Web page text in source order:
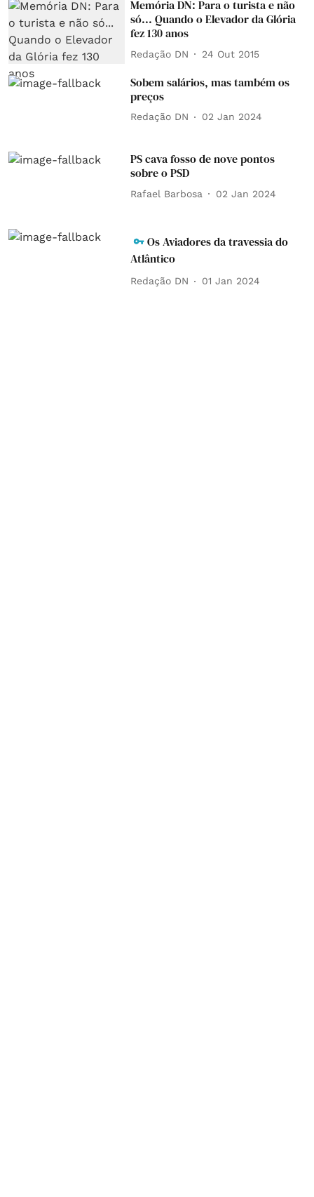
Memória DN: Para o turista e não
só... Quando o Elevador da Glória
fez 130 anos
Redação DN 24 Out 2015
Sobem salários, mas também os
preços
Redação DN 02 Jan 2024
PS cava fosso de nove pontos
sobre o PSD
Rafael Barbosa 02 Jan 2024
Os Aviadores da travessia do
Atlântico
Redação DN 01 Jan 2024